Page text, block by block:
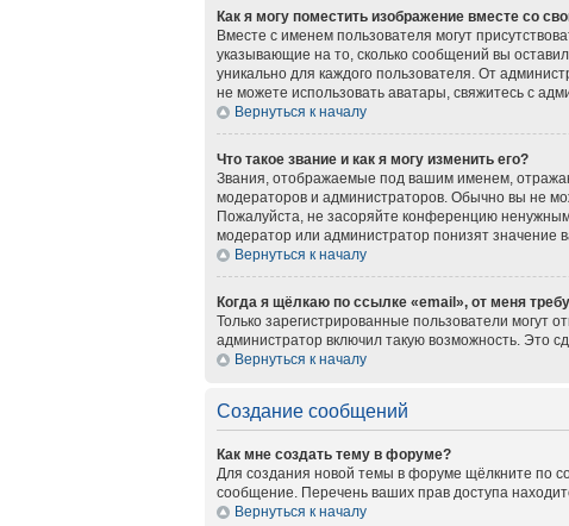
Как я могу поместить изображение вместе со
Вместе с именем пользователя могут
указывающие на то, сколько сообщений вы
уникально для каждого пользователя. От
не можете использовать аватары, свяжитесь с
Вернуться к началу
Что такое звание и как я могу изменить его?
Звания, отображаемые под вашим именем,
модераторов и администраторов. Обычно вы не
Пожалуйста, не засоряйте конференцию
модератор или администратор понизят значение
Вернуться к началу
Когда я щёлкаю по ссылке «email», от меня
Только зарегистрированные пользователи могут
администратор включил такую возможность. Это
Вернуться к началу
Создание сообщений
Как мне создать тему в форуме?
Для создания новой темы в форуме щёлкните по
сообщение. Перечень ваших прав доступа
Вернуться к началу